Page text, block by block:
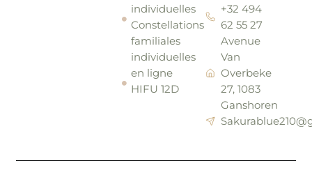
individuelles
Constellations
familiales
individuelles
en ligne
HIFU 12D
+32 494
62 55 27
Avenue
Van
Overbeke
27, 1083
Ganshoren